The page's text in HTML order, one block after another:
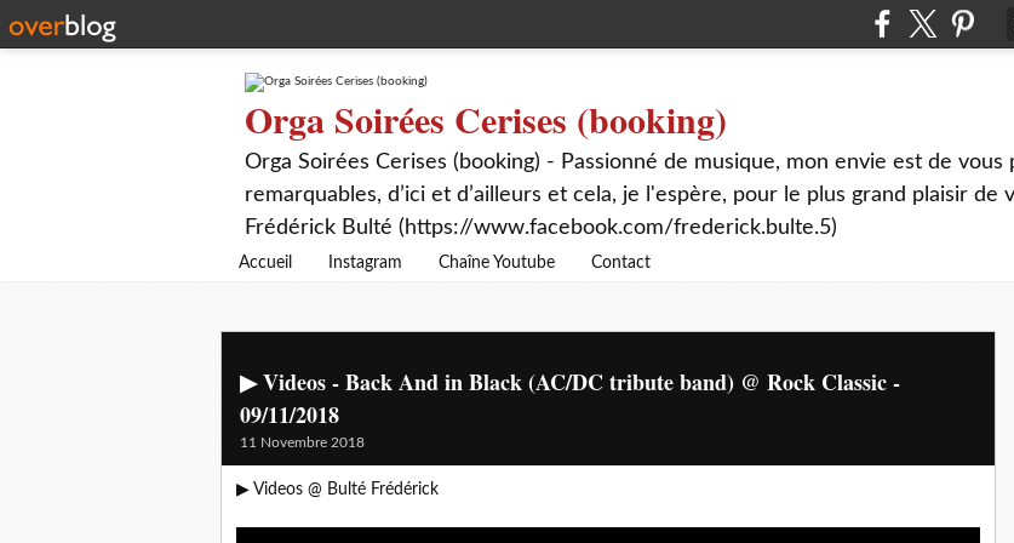
Orga Soirées Cerises (booking)
Orga Soirées Cerises (booking) - Passionné de musique, mon envie est de
remarquables, d’ici et d’ailleurs et cela, je l'espère, pour le plus grand plaisir de
Frédérick Bulté (https://www.facebook.com/frederick.bulte.5)
Accueil Instagram Chaîne Youtube Contact
▶ Videos - Back And in Black (AC/DC tribute band) @ Rock Classic -
09/11/2018
11 Novembre 2018
▶ Videos @ Bulté Frédérick